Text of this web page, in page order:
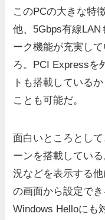
このPCの大きな特
他、5Gbps有線
ーク機能が充実し
ろ。PCI Expressを
トも搭載している
ことも可能だ。
面白いところとし
ーンを搭載してい
況などを表示する
の画面から設定で
Windows Helloにも